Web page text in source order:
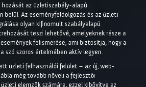
hozását az üzletiszabály-alapú
belül. Az eseményfeldolgozás és az üzleti
olyan kifinomult szabályalapú
teszi lehetővé, amelyeknek része a
felismerése, ami biztosítja, hogy a
szó szoros értelmében aktív legyen.
üzleti felhasználói felület – az új, web-
még tovább növeli a fejlesztői
elemzők számára, ezzel kibővítve az